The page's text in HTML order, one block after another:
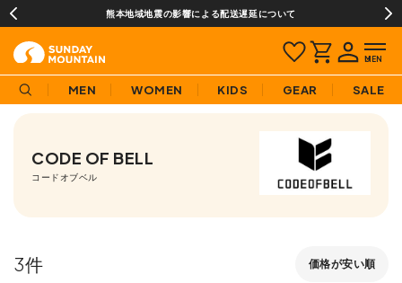
熊本地域地震の影響による配送遅延について
MEN WOMEN KIDS GEAR SALE
CODE OF BELL
コードオブベル
価格が安い順
3